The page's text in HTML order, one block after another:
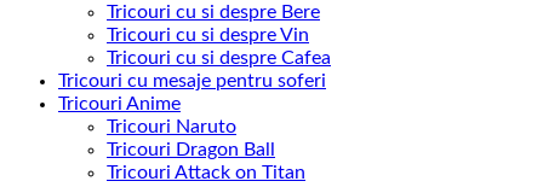
Tricouri cu si despre Bere
Tricouri cu si despre Vin
Tricouri cu si despre Cafea
Tricouri cu mesaje pentru soferi
Tricouri Anime
Tricouri Naruto
Tricouri Dragon Ball
Tricouri Attack on Titan